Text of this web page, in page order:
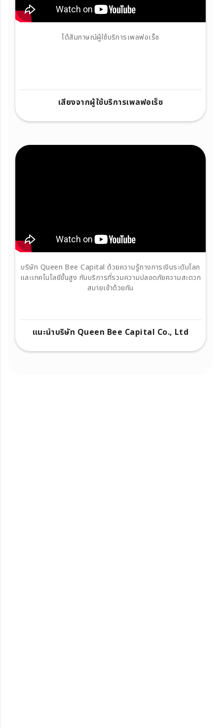
ได้สัมภาษณ์ผู้ใช้บริการเพลฟอเร็ซ
เสียงจากผู้ใช้บริการเพลฟอเร็ซ
บริษัท Queen Bee Capital ด้วยความรู้ทางการเงินระดับโลก
และเทคโนโลยีขั้นสูง กับบริการที่รวมความปลอดภัยความสะดวก
สบายเข้าด้วยกัน
แนะนำบริษัท Queen Bee Capital Co., Ltd